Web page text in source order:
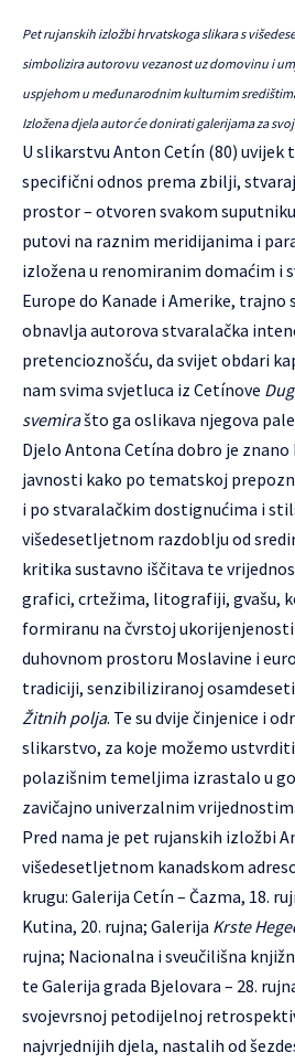
Pet rujanskih izložbi hrvatskoga slikara s
simbolizira autorovu vezanost uz domovinu i
uspjehom u međunarodnim kulturnim
Izložena djela autor će donirati galerijama za
U slikarstvu Anton Cetín (80) uvijek
specifični odnos prema zbilji,
prostor – otvoren svakom
putovi na raznim meridijanima i
izložena u renomiranim domaćim i
Europe do Kanade i Amerike, trajno
obnavlja autorova stvaralačka
pretencioznošću, da svijet obdari
nam svima svjetluca iz Cetínove
svemirašto ga oslikava njegova
Djelo Antona Cetína dobro je
javnosti kako po tematskoj
i po stvaralačkim dostignućima i
višedesetljetnom razdoblju od
kritika sustavno iščitava te
grafici, crtežima, litografiji, gvašu,
formiranu na čvrstoj
duhovnom prostoru Moslavine i
tradiciji, senzibiliziranoj
Žitnih polja. Te su dvije činjenice i
slikarstvo, za koje možemo
polazišnim temeljima izrastalo u
zavičajno univerzalnim
Pred nama je pet rujanskih izložbi
višedesetljetnom kanadskom
krugu: Galerija Cetín – Čazma, 18.
Kutina, 20. rujna; Galerija Krste
rujna; Nacionalna i sveučilišna
te Galerija grada Bjelovara – 28.
svojevrsnoj petodijelnoj
najvrjednijih djela, nastalih od